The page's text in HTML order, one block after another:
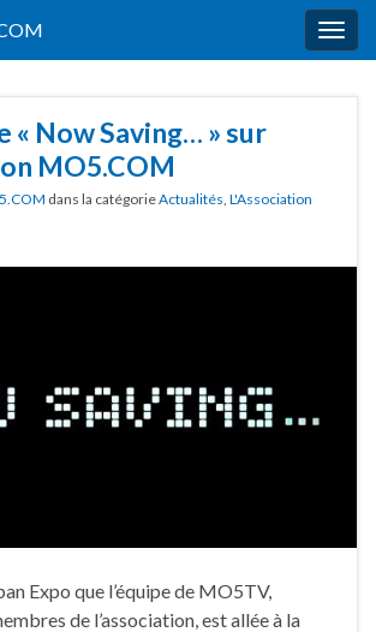
« Now Saving… » sur
MO5.COM
dans la catégorieActualités, L'Association
Expo que l’équipe de MO5TV,
de l’association, est allée à la